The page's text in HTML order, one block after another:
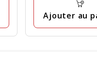
Ajouter au